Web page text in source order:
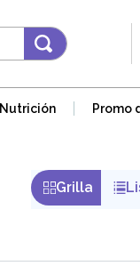
Nutrición Promo